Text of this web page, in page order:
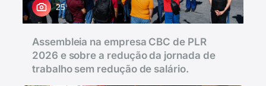
25
Assembleia na empresa CBC de PLR
2026 e sobre a redução da jornada de
trabalho sem redução de salário.